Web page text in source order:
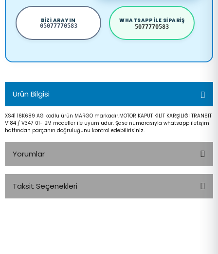
BIZI ARAYIN
05077770583
WHATSAPP ILE SIPARIŞ
5077770583
Ürün Bilgisi
XS41 16K689 AG kodlu ürün MARGO markadır.MOTOR KAPUT KİLİT KARŞILIĞI TRANSIT
V184 / V347 01- BM modeller ile uyumludur. Şase numarasıyla whatsapp iletişim
hattından parçanın doğruluğunu kontrol edebilirisiniz.
Yorumlar
Taksit Seçenekleri